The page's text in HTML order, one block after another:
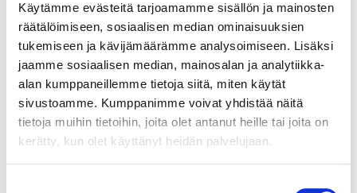
Käytämme evästeitä tarjoamamme sisällön ja mainosten
räätälöimiseen, sosiaalisen median ominaisuuksien
tukemiseen ja kävijämäärämme analysoimiseen. Lisäksi
jaamme sosiaalisen median, mainosalan ja analytiikka-
alan kumppaneillemme tietoja siitä, miten käytät
sivustoamme. Kumppanimme voivat yhdistää näitä
tietoja muihin tietoihin, joita olet antanut heille tai joita on
kerätty, kun olet käyttänyt heidän palvelujaan.
Bearing with integrated magnetic sensor ring.
Technical specifications
Width
38,9 mm